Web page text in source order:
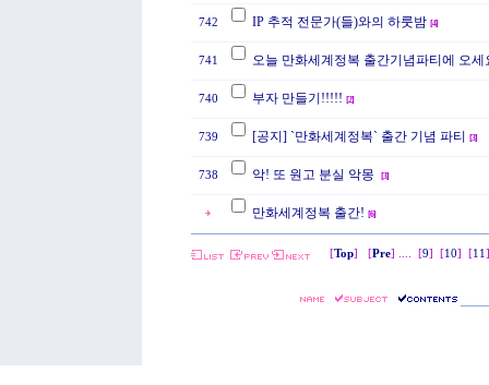
742 IP 추적 전문가(들)와의 하룻밤 [4]
741 오늘 만화세계정복 출간기념파티에 오세
740 부자 만들기!!!!! [2]
739 [공지] `만화세계정복` 출간 기념 파티 [3]
738 악! 또 원고 분실 악몽 [3]
만화세계정복 출간! [6]
[Top] [Pre] .... [9] [10] [11